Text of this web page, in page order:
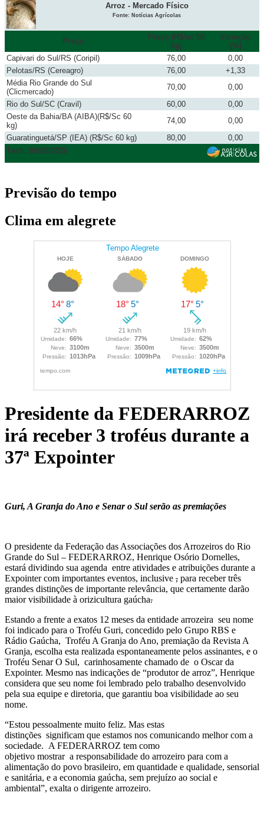
Arroz - Mercado Físico
Fonte: Notícias Agrícolas
Praça
Preço (R$/sc 50
kg)
Variação
(%)
Capivari do Sul/RS (Coripil)
76,00
0,00
Pelotas/RS (Cereagro)
76,00
+1,33
Média Rio Grande do Sul
(Clicmercado)
70,00
0,00
Rio do Sul/SC (Cravil)
60,00
0,00
Oeste da Bahia/BA (AIBA)(R$/Sc 60
kg)
74,00
0,00
Guaratinguetá/SP (IEA) (R$/Sc 60 kg)
80,00
0,00
Fech. 06/08/2026
Previsão do tempo
Clima em alegrete
Presidente da FEDERARROZ
irá receber 3 troféus durante a
37ª Expointer
Guri, A Granja do Ano e Senar o Sul serão as premiações
O presidente da Federação das Associações dos Arrozeiros do Rio
Grande do Sul – FEDERARROZ, Henrique Osório Dornelles,
estará dividindo sua agenda entre atividades e atribuições durante a
Expointer com importantes eventos, inclusive , para receber três
grandes distinções de importante relevância, que certamente darão
maior visibilidade à orizicultura gaúcha.
Estando a frente a exatos 12 meses da entidade arrozeira seu nome
foi indicado para o Troféu Guri, concedido pelo Grupo RBS e
Rádio Gaúcha, Troféu A Granja do Ano, premiação da Revista A
Granja, escolha esta realizada espontaneamente pelos assinantes, e o
Troféu Senar O Sul, carinhosamente chamado de o Oscar da
Expointer. Mesmo nas indicações de “produtor de arroz”, Henrique
considera que seu nome foi lembrado pelo trabalho desenvolvido
pela sua equipe e diretoria, que garantiu boa visibilidade ao seu
nome.
“Estou pessoalmente muito feliz. Mas estas
distinções significam que estamos nos comunicando melhor com a
sociedade. A FEDERARROZ tem como
objetivo mostrar a responsabilidade do arrozeiro para com a
alimentação do povo brasileiro, em quantidade e qualidade, sensorial
e sanitária, e a economia gaúcha, sem prejuízo ao social e
ambiental”, exalta o dirigente arrozeiro.